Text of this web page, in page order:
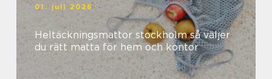
01. juli 2026
Heltäckningsmattor stockholm så väljer
du rätt matta för hem och kontor